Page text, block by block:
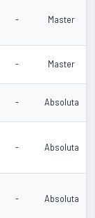
- Master
- Master
- Absoluta
- Absoluta
- Absoluta